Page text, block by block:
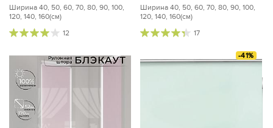
Ширина 40, 50, 60, 70, 80, 90, 100,
120, 140, 160(см)
12
Ширина 40, 50, 60, 70, 80, 90, 100,
120, 140, 160(см)
17
-41%